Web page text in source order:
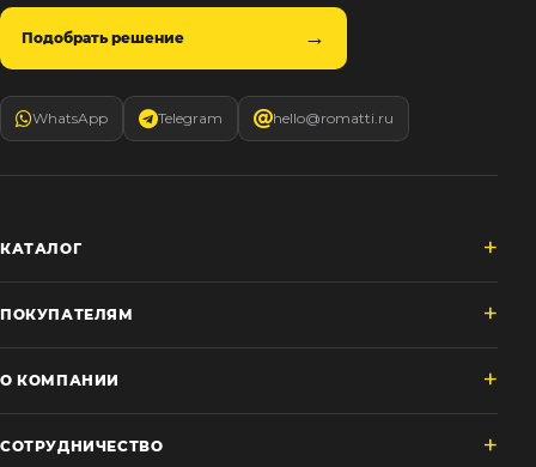
Подобрать решение
WhatsApp Telegram hello@romatti.ru
КАТАЛОГ
ПОКУПАТЕЛЯМ
О КОМПАНИИ
СОТРУДНИЧЕСТВО